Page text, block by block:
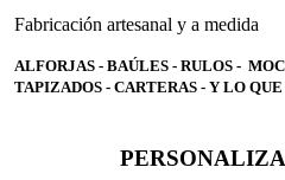
Fabricación artesanal y a medida
ALFORJAS - BAÚLES - RULOS -
TAPIZADOS - CARTERAS - Y LO